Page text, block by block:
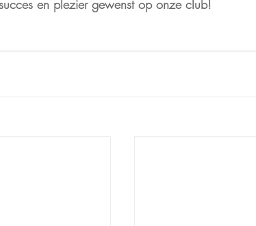
en plezier gewenst op onze club!